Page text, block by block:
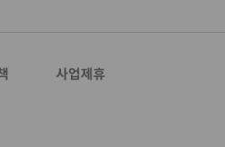
사업제휴